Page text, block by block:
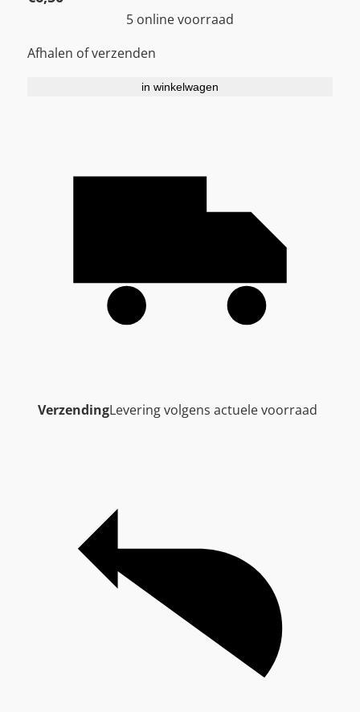
5 online voorraad
Afhalen of verzenden
in winkelwagen
VerzendingLevering volgens actuele voorraad